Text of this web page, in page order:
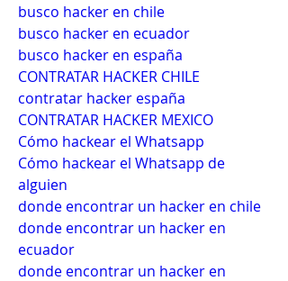
busco hacker en chile
busco hacker en ecuador
busco hacker en españa
CONTRATAR HACKER CHILE
contratar hacker españa
CONTRATAR HACKER MEXICO
Cómo hackear el Whatsapp
Cómo hackear el Whatsapp de
alguien
donde encontrar un hacker en chile
donde encontrar un hacker en
ecuador
donde encontrar un hacker en